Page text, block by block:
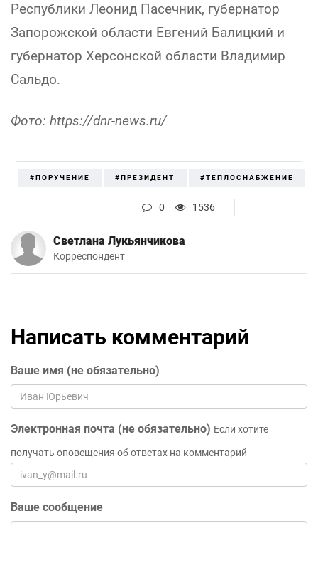
Республики Леонид Пасечник, губернатор
Запорожской области Евгений Балицкий и
губернатор Херсонской области Владимир
Сальдо.
Фото: https://dnr-news.ru/
#ПОРУЧЕНИЕ #ПРЕЗИДЕНТ #ТЕПЛОСНАБЖЕНИЕ
0 1536
Светлана Лукьянчикова
Корреспондент
Написать комментарий
Ваше имя (не обязательно)
Электронная почта (не обязательно) Если хотите
получать оповещения об ответах на комментарий
Ваше сообщение